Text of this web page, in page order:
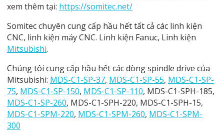
xem thêm tại: https://somitec.net/
Somitec chuyên cung cấp hầu hết tất cả các linh kiện
CNC, linh kiện máy CNC. Linh kiện Fanuc, Linh kiện
Mitsubishi.
Chúng tôi cung cấp hầu hết các dòng spindle drive của
Mitsubishi: MDS-C1-SP-37, MDS-C1-SP-55, MDS-C1-SP-
75, MDS-C1-SP-150, MDS-C1-SP-110, MDS-C1-SPH-185,
MDS-C1-SP-260, MDS-C1-SPH-220, MDS-C1-SPH-15,
MDS-C1-SPM-220, MDS-C1-SPM-260, MDS-C1-SPM-
300